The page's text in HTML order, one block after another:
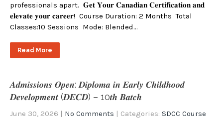
professionals apart. 𝐆𝐞𝐭 𝐘𝐨𝐮𝐫 𝐂𝐚𝐧𝐚𝐝𝐢𝐚𝐧 𝐂𝐞𝐫𝐭𝐢𝐟𝐢𝐜𝐚𝐭𝐢𝐨𝐧 𝐚𝐧𝐝
𝐞𝐥𝐞𝐯𝐚𝐭𝐞 𝐲𝐨𝐮𝐫 𝐜𝐚𝐫𝐞𝐞𝐫! Course Duration: 2 Months Total
Classes:10 Sessions Mode: Blended…
Read More
𝑨𝒅𝒎𝒊𝒔𝒔𝒊𝒐𝒏𝒔 𝑶𝒑𝒆𝒏: 𝑫𝒊𝒑𝒍𝒐𝒎𝒂 𝒊𝒏 𝑬𝒂𝒓𝒍𝒚 𝑪𝒉𝒊𝒍𝒅𝒉𝒐𝒐𝒅
𝑫𝒆𝒗𝒆𝒍𝒐𝒑𝒎𝒆𝒏𝒕 (𝑫𝑬𝑪𝑫) – 10𝒕𝒉 𝑩𝒂𝒕𝒄𝒉
June 30, 2026 | No Comments | Categories: SDCC Course